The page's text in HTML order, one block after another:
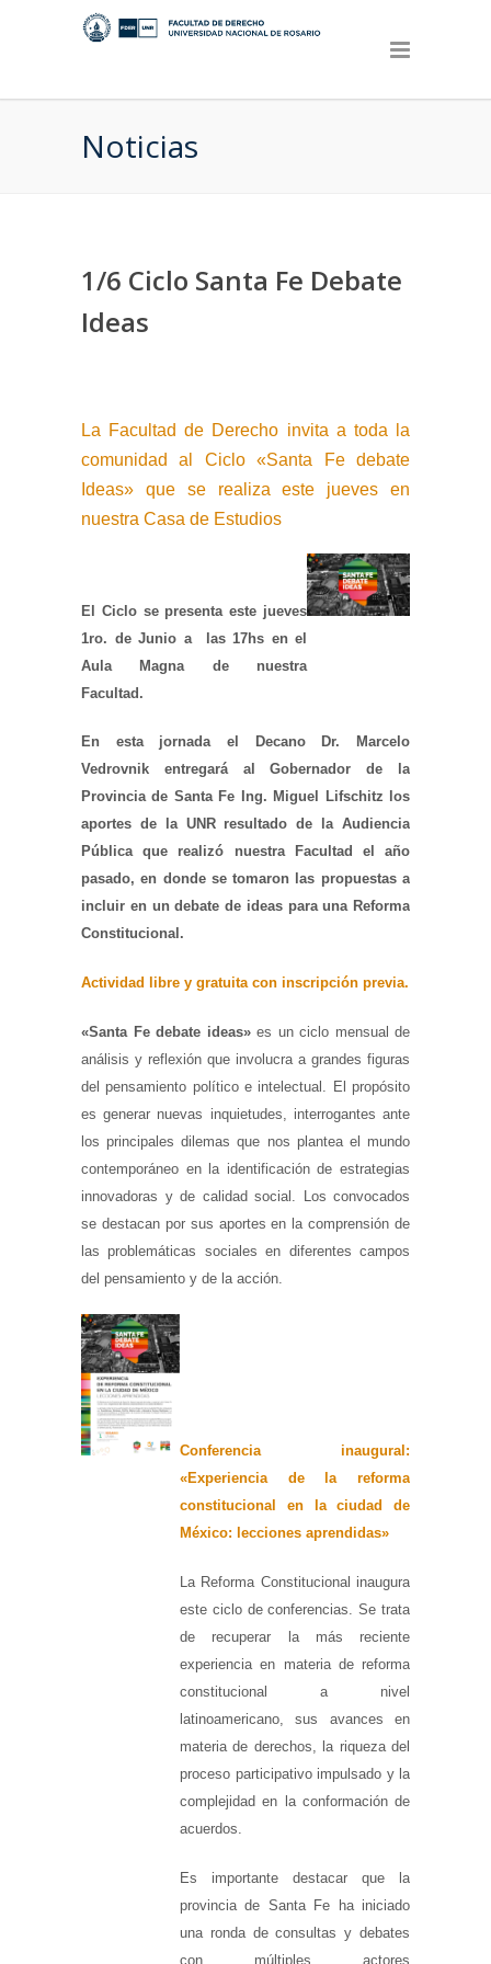
Noticias
1/6 Ciclo Santa Fe Debate
Ideas
La Facultad de Derecho invita a toda la
comunidad al Ciclo «Santa Fe debate
Ideas» que se realiza este jueves en
nuestra Casa de Estudios
El Ciclo se presenta este jueves
1ro. de Junio a las 17hs en el
Aula Magna de nuestra
Facultad.
En esta jornada el Decano Dr. Marcelo
Vedrovnik entregará al Gobernador de la
Provincia de Santa Fe Ing. Miguel Lifschitz los
aportes de la UNR resultado de la Audiencia
Pública que realizó nuestra Facultad el año
pasado, en donde se tomaron las propuestas a
incluir en un debate de ideas para una Reforma
Constitucional.
Actividad libre y gratuita con inscripción previa.
«Santa Fe debate ideas» es un ciclo mensual de
análisis y reflexión que involucra a grandes figuras
del pensamiento político e intelectual. El propósito
es generar nuevas inquietudes, interrogantes ante
los principales dilemas que nos plantea el mundo
contemporáneo en la identificación de estrategias
innovadoras y de calidad social. Los convocados
se destacan por sus aportes en la comprensión de
las problemáticas sociales en diferentes campos
del pensamiento y de la acción.
Conferencia inaugural:
«Experiencia de la reforma
constitucional en la ciudad de
México: lecciones aprendidas»
La Reforma Constitucional inaugura
este ciclo de conferencias. Se trata
de recuperar la más reciente
experiencia en materia de reforma
constitucional a nivel
latinoamericano, sus avances en
materia de derechos, la riqueza del
proceso participativo impulsado y la
complejidad en la conformación de
acuerdos.
Es importante destacar que la
provincia de Santa Fe ha iniciado
una ronda de consultas y debates
con múltiples actores